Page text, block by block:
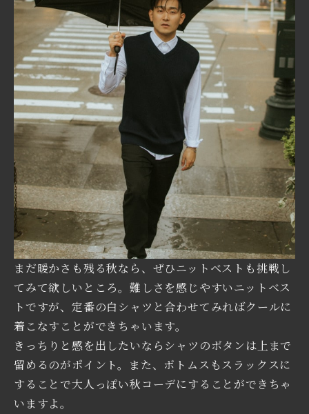
まだ暖かさも残る秋なら、ぜひニットベストも挑戦し
てみて欲しいところ。難しさを感じやすいニットベス
トですが、定番の白シャツと合わせてみればクールに
着こなすことができちゃいます。
きっちりと感を出したいならシャツのボタンは上まで
留めるのがポイント。また、ボトムスもスラックスに
することで大人っぽい秋コーデにすることができちゃ
いますよ。